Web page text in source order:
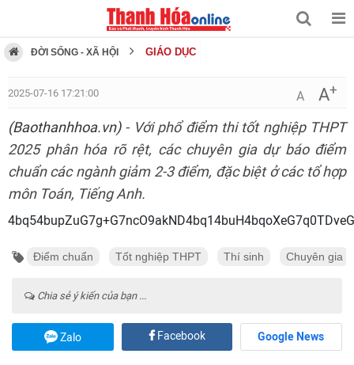
ĐỜI SỐNG - XÃ HỘI GIÁO DỤC
2025-07-16 17:21:00 A A+
(Baothanhhoa.vn)- Với phổ điểm thi tốt nghiệp THPT
2025 phân hóa rõ rệt, các chuyên gia dự báo điểm
chuẩn các ngành giảm 2-3 điểm, đặc biệt ở các tổ hợp
môn Toán, Tiếng Anh.
Điểm chuẩn Tốt nghiệp THPT Thí sinh Chuyên gia
Chia sẻ ý kiến của bạn ...
Zalo Facebook Google News